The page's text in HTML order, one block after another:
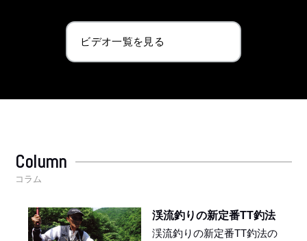
ビデオ一覧を見る
Column
コラム
渓流釣りの新定番TT釣法
渓流釣りの新定番TT釣法の